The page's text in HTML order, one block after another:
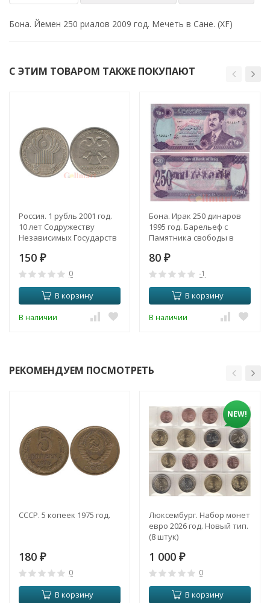
Бона. Йемен 250 риалов 2009 год. Мечеть в Сане. (XF)
С ЭТИМ ТОВАРОМ ТАКЖЕ ПОКУПАЮТ
Россия. 1 рубль 2001 год.
10 лет Содружеству
Независимых Государств
150 ₽
0
В корзину
В наличии
Бона. Ирак 250 динаров
1995 год. Барельеф с
Памятника свободы в
80 ₽
-1
В корзину
В наличии
РЕКОМЕНДУЕМ ПОСМОТРЕТЬ
СССР. 5 копеек 1975 год.
180 ₽
0
В корзину
NEW!
Люксембург. Набор монет
евро 2026 год. Новый тип.
(8 штук)
1 000 ₽
0
В корзину